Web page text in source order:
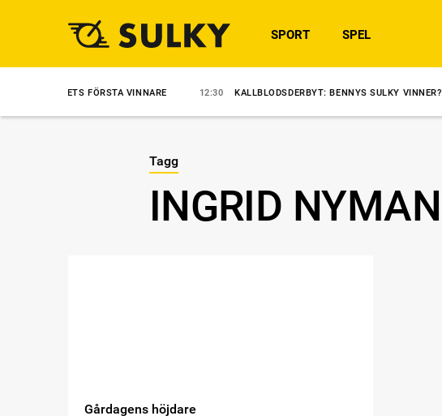
SPORT SPEL
JETS FÖRSTA VINNARE 12:30 KALLBLODSDERBYT: BENNYS SULKY VINNER? 11:01
Tagg
INGRID NYMAN
Gårdagens höjdare